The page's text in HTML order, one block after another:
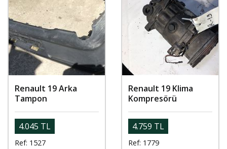
Renault 19 Arka
Tampon
4.045 TL
Ref: 1527
Renault 19 Klima
Kompresörü
4.759 TL
Ref: 1779